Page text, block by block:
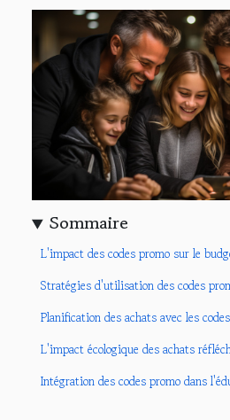
Sommaire
L'impact des codes promo sur le
Stratégies d'utilisation des codes
Planification des achats avec les
L'impact écologique des achats
Intégration des codes promo dans